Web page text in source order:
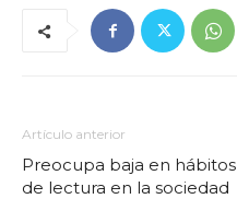
Artículo anterior
Preocupa baja en hábitos
de lectura en la sociedad